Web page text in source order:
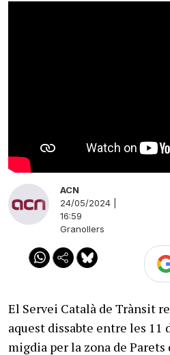
ACN
24/05/2024 |
16:59
Granollers
El Servei Català de Trànsit
aquest dissabte entre les 11
migdia per la zona de Parets